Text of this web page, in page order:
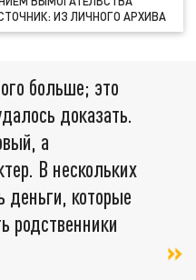
ИЗ ЛИЧНОГО АРХИВА
больше; это
доказать.
а
В нескольких
деньги, которые
родственники